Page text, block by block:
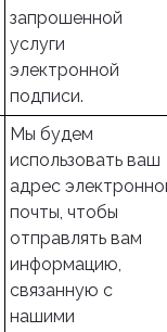
запрошенной
услуги
электронной
подписи.
Мы будем
использовать ваш
адрес
почты, чтобы
отправлять вам
информацию,
связанную с
нашими